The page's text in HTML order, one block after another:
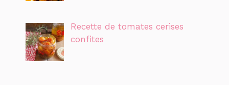
Recette de tomates cerises
confites